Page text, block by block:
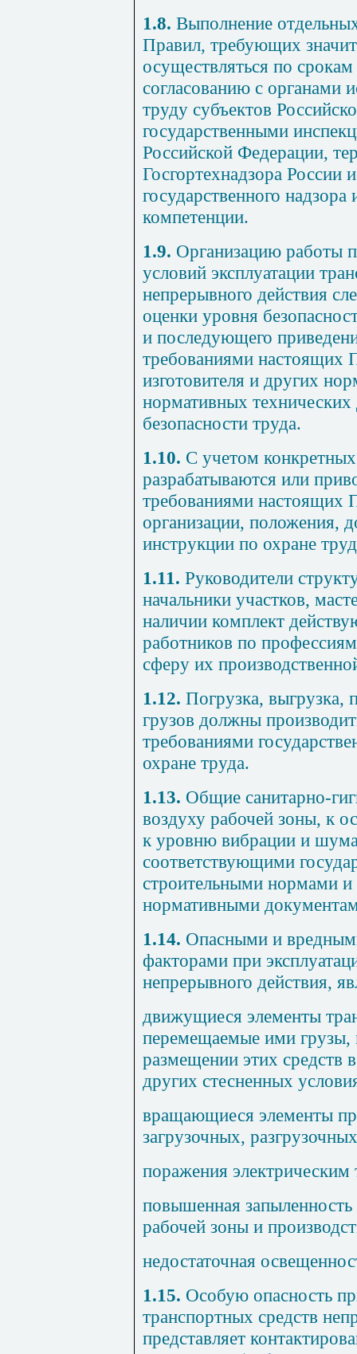
1.8. Выполнение
Правил, требующих
осуществляться по
согласованию с органами
труду субъектов
государственными
Российской Федерации,
Госгортехнадзора России
государственного
компетенции.
1.9. Организацию работы
условий эксплуатации
непрерывного действия
оценки уровня
и последующего
требованиями настоящих
изготовителя и других
нормативных
безопасности труда.
1.10. С учетом
разрабатываются или
требованиями настоящих
организации, положения,
инструкции по охране
1.11. Руководители
начальники участков,
наличии комплект
работников по
сферу их
1.12. Погрузка, выгрузка,
грузов должны
требованиями
охране труда.
1.13. Общие санитарно-
воздуху рабочей зоны, к
к уровню вибрации и
соответствующими
строительными нормами
нормативными
1.14. Опасными и
факторами при
непрерывного действия,
движущиеся элементы
перемещаемые ими грузы,
размещении этих средств
других стесненных
вращающиеся элементы
загрузочных,
поражения электрическим
повышенная запыленность
рабочей зоны и
недостаточная
1.15. Особую опасность
транспортных средств
представляет